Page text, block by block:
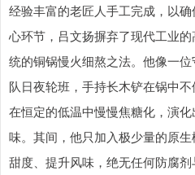
经验丰富的老匠人手工完成，以
心环节，吕文扬摒弃了现代工业
统的铜锅慢火细熬之法。他像一
队日夜轮班，手持长木铲在锅中
在恒定的低温中慢慢焦糖化，演
味。其间，他只加入极少量的原
甜度、提升风味，绝无任何防腐